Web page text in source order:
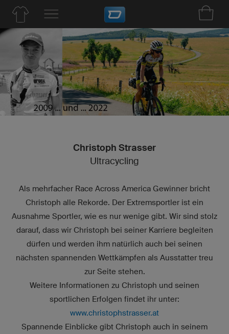
Christoph Strasser
Ultracycling
Als mehrfacher Race Across America Gewinner bricht
Christoph alle Rekorde. Der Extremsportler ist ein
Ausnahme Sportler, wie es nur wenige gibt. Wir sind stolz
darauf, dass wir Christoph bei seiner Karriere begleiten
dürfen und werden ihm natürlich auch bei seinen
nächsten spannenden Wettkämpfen als Ausstatter treu
zur Seite stehen.
Weitere Informationen zu Christoph und seinen
sportlichen Erfolgen findet ihr unter:
www.christophstrasser.at
Spannende Einblicke gibt Christoph auch in seinem